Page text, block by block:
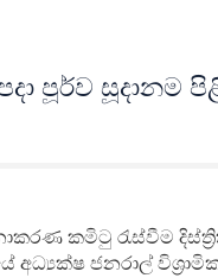
පූර්ව සූදානම
කමිටු රැස්වීම
ජනරාල්